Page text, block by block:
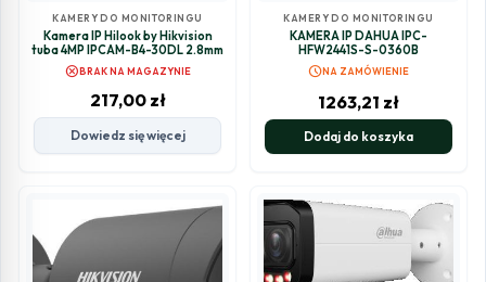
KAMERY DO MONITORINGU
Kamera IP Hilook by Hikvision
tuba 4MP IPCAM-B4-30DL 2.8mm
cancelBRAK NA MAGAZYNIE
217,00 zł
Dowiedz się więcej
KAMERY DO MONITORINGU
KAMERA IP DAHUA IPC-
HFW2441S-S-0360B
scheduleNA ZAMÓWIENIE
1263,21 zł
Dodaj do koszyka